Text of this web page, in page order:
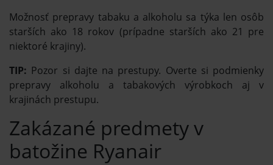
Možnosť prepravy tabaku a alkoholu sa týka len osôb
starších ako 18 rokov (prípadne starších ako 21 pre
niektoré krajiny).
TIP: Pozor si dajte na prestupy. Overte si podmienky
prepravy alkoholu a tabakových výrobkoch aj v
krajinách prestupu.
Zakázané predmety v
batožine Ryanair